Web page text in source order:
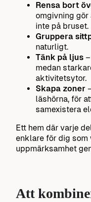
Rensa bort
omgivning
inte på bruset.
Gruppera
naturligt.
Tänk på ljus
medan
aktivitetsytor.
Skapa zoner
läshörna, för
samexistera
Ett hem där varje
enklare för dig som
uppmärksamhet
Att